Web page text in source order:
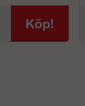
Köp!